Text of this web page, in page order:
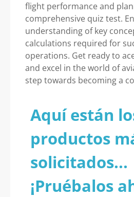
flight performance and
comprehensive quiz test.
understanding of key
calculations required for
operations. Get ready to
and excel in the world of
step towards becoming a
Aquí están
productos
solicitados...
¡Pruébalos